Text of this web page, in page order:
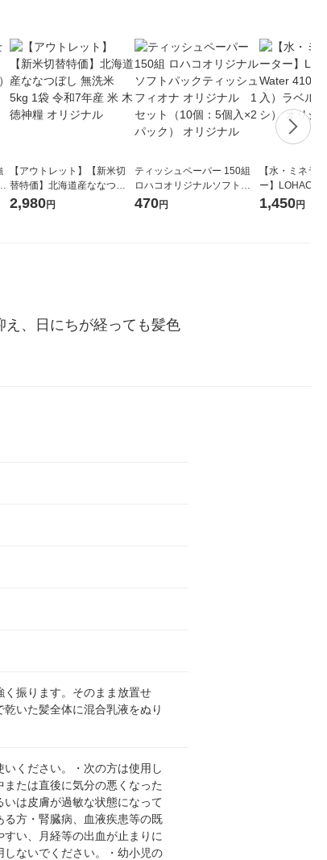
【アウトレット】【新米切
替特価】北海道産ななつぼ
し 無洗米 5kg 1袋 令和7年産
2,980円
ティッシュペーパー 150組
ロハコオリジナルソフトパ
ックティッシュ フィオナ オ
470円
【水・ミネラ
ー】LOHACO
1箱（20本入
1,450円
え、日にちが経っても髪色
く振ります。そのまま放置せ
いた髪全体に混合乳液をぬり
ください。・次の方は使用し
たは直後に気分の悪くなった
は皮膚が過敏な状態になって
方・腎臓病、血液疾患等の既
い、月経等の出血が止まりに
ないでください。・幼小児の